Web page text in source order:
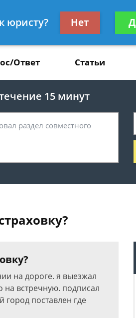
Получите
Ответ Статьи
15 минут
на дороге. я выезжал
встречную. подписал
город поставлен где
юристу? Нет